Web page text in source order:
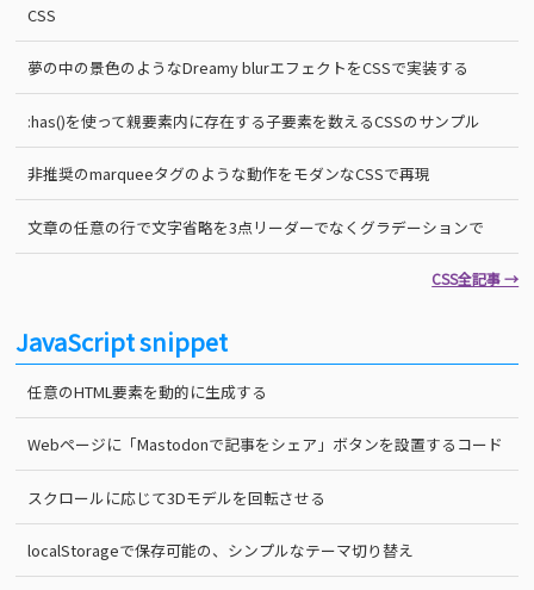
CSS
夢の中の景色のようなDreamy blurエフェクトをCSSで実装する
:has()を使って親要素内に存在する子要素を数えるCSSのサンプル
非推奨のmarqueeタグのような動作をモダンなCSSで再現
文章の任意の行で文字省略を3点リーダーでなくグラデーションで
CSS全記事 →
JavaScript snippet
任意のHTML要素を動的に生成する
Webページに「Mastodonで記事をシェア」ボタンを設置するコード
スクロールに応じて3Dモデルを回転させる
localStorageで保存可能の、シンプルなテーマ切り替え